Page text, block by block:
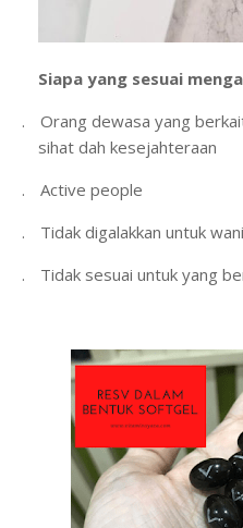
Siapa yang sesuai
1.
Orang dewasa yang
sihat dah kesejahteraan
2.
Active people
3.
Tidak digalakkan untuk
4.
Tidak sesuai untuk yang